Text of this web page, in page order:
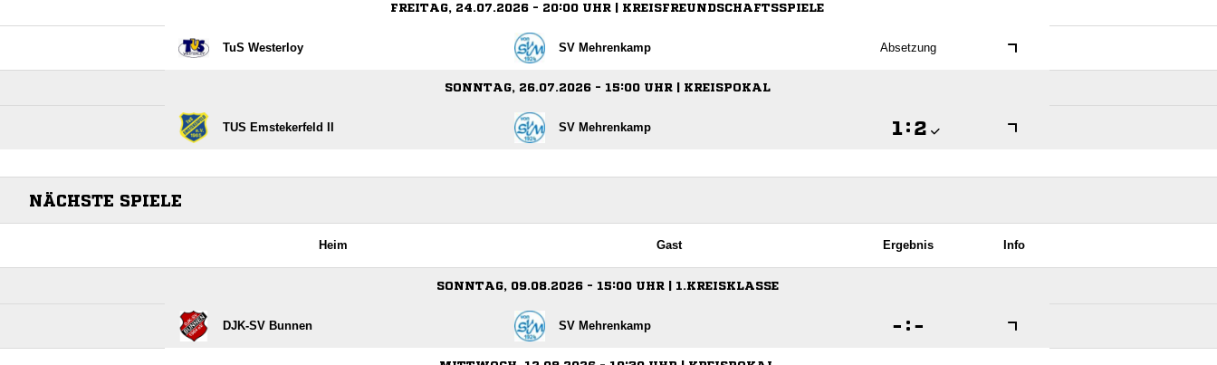
FREITAG, 24.07.2026 - 20:00 UHR | KREISFREUNDSCHAFTSSPIELE
TuS Westerloy SV Mehrenkamp Absetzung
SONNTAG, 26.07.2026 - 15:00 UHR | KREISPOKAL
TUS Emstekerfeld II SV Mehrenkamp : 
NÄCHSTE SPIELE
Heim Gast Ergebnis Info
SONNTAG, 09.08.2026 - 15:00 UHR | 1.KREISKLASSE
DJK-SV Bunnen SV Mehrenkamp  : 